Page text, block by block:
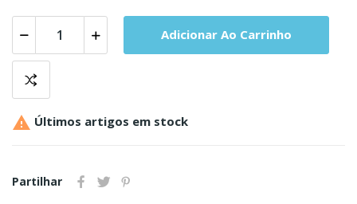
Adicionar Ao Carrinho
 Últimos artigos em stock
Partilhar